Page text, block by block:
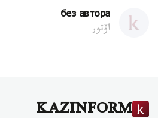
без автора
اۆتور
KAZINFORM